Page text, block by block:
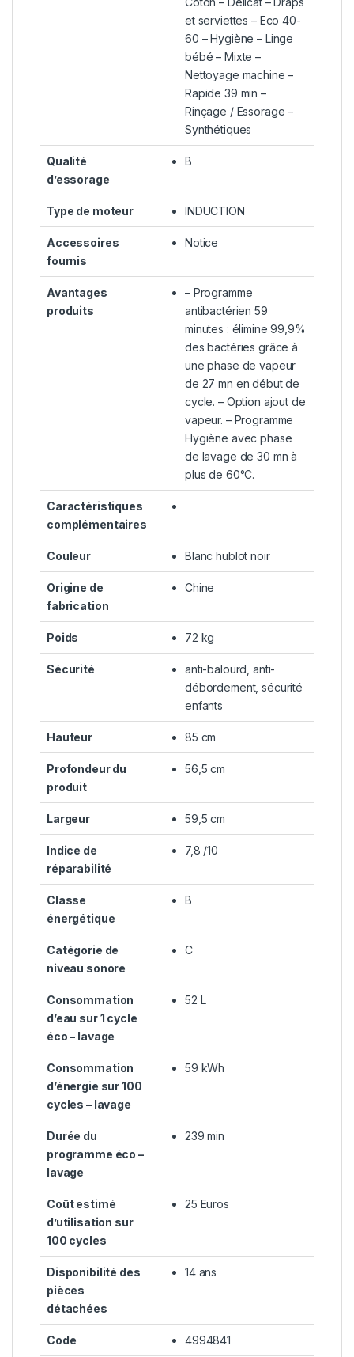
et serviettes – Eco 40-
60 – Hygiène – Linge
bébé – Mixte –
Nettoyage machine –
Rapide 39 min –
Rinçage / Essorage –
Synthétiques
Qualité
d’essorage
B
Type de moteur INDUCTION
Accessoires
fournis
Notice
Avantages
produits
– Programme
antibactérien 59
minutes : élimine 99,9%
des bactéries grâce à
une phase de vapeur
de 27 mn en début de
cycle. – Option ajout de
vapeur. – Programme
Hygiène avec phase
de lavage de 30 mn à
plus de 60°C.
Caractéristiques
complémentaires
Couleur Blanc hublot noir
Origine de
fabrication
Chine
Poids 72 kg
Sécurité
anti-balourd, anti-
débordement, sécurité
enfants
Hauteur 85 cm
Profondeur du
produit
56,5 cm
Largeur 59,5 cm
Indice de
réparabilité
7,8 /10
Classe
énergétique
B
Catégorie de
niveau sonore
C
Consommation
d’eau sur 1 cycle
éco – lavage
52 L
Consommation
d’énergie sur 100
cycles – lavage
59 kWh
Durée du
programme éco –
lavage
239 min
Coût estimé
d’utilisation sur
100 cycles
25 Euros
Disponibilité des
pièces
détachées
14 ans
Code 4994841